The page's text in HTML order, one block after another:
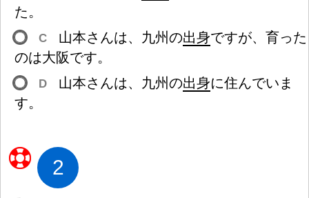
た。
C 山本さんは、 九州の出身ですが、 育った
のは大阪です。
D 山本さんは、 九州の出身に住んでいま
す。
2